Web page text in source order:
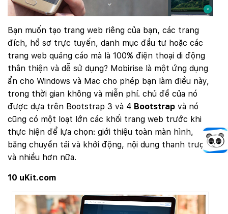
Bạn muốn tạo trang web riêng của bạn, các trang
đích, hồ sơ trực tuyến, danh mục đầu tư hoặc các
trang web quảng cáo mà là 100% điện thoại di động
thân thiện và dễ sử dụng? Mobirise là một ứng dụng
ẩn cho Windows và Mac cho phép bạn làm điều này,
trong thời gian không và miễn phí. chủ đề của nó
được dựa trên Bootstrap 3 và 4 Bootstrap và nó
cũng có một loạt lớn các khối trang web trước khi
thực hiện để lựa chọn: giới thiệu toàn màn hình,
băng chuyền tải và khởi động, nội dung thanh trượt
và nhiều hơn nữa.
10 uKit.com